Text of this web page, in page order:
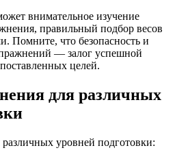
внимательное изучение
правильный подбор весов
Помните, что безопасность и
— залог успешной
целей.
для различных
уровней подготовки: